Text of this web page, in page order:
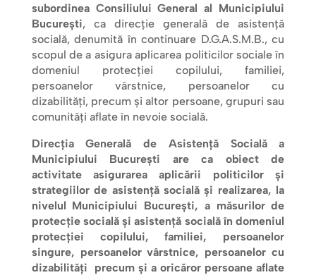
subordinea Consiliului General al Municipiului
București, ca direcție generală de asistență
socială, denumită în continuare D.G.A.S.M.B., cu
scopul de a asigura aplicarea politicilor sociale în
domeniul protecției copilului, familiei,
persoanelor vârstnice, persoanelor cu
dizabilități, precum și altor persoane, grupuri sau
comunități aflate în nevoie socială.
Direcţia Generală de Asistenţă Socială a
Municipiului Bucureşti are ca obiect de
activitate asigurarea aplicării politicilor şi
strategiilor de asistenţă socială şi realizarea, la
nivelul Municipiului Bucureşti, a măsurilor de
protecţie socială şi asistenţă socială în domeniul
protecţiei copilului, familiei, persoanelor
singure, persoanelor vârstnice, persoanelor cu
dizabilităţi precum şi a oricăror persoane aflate